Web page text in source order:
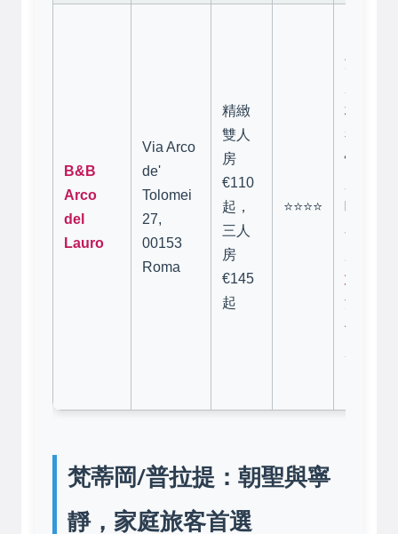
B&B
Arco
del
Lauro
Via Arco
de'
Tolomei
27,
00153
Roma
精緻
雙人
房
€110
起，
三人
房
€145
起
⭐⭐⭐⭐
溫馨家
核心區
卻又鬧
情房東
在附近
意：
沒電梯
但五臟
梵蒂岡/普拉提：朝聖與寧
靜，家庭旅客首選